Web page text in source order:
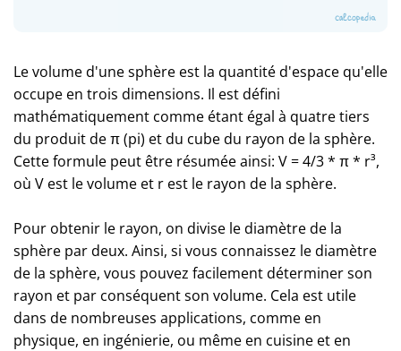
Le volume d'une sphère est la quantité d'espace qu'elle
occupe en trois dimensions. Il est défini
mathématiquement comme étant égal à quatre tiers
du produit de π (pi) et du cube du rayon de la sphère.
Cette formule peut être résumée ainsi: V = 4/3 * π * r³,
où V est le volume et r est le rayon de la sphère.
Pour obtenir le rayon, on divise le diamètre de la
sphère par deux. Ainsi, si vous connaissez le diamètre
de la sphère, vous pouvez facilement déterminer son
rayon et par conséquent son volume. Cela est utile
dans de nombreuses applications, comme en
physique, en ingénierie, ou même en cuisine et en